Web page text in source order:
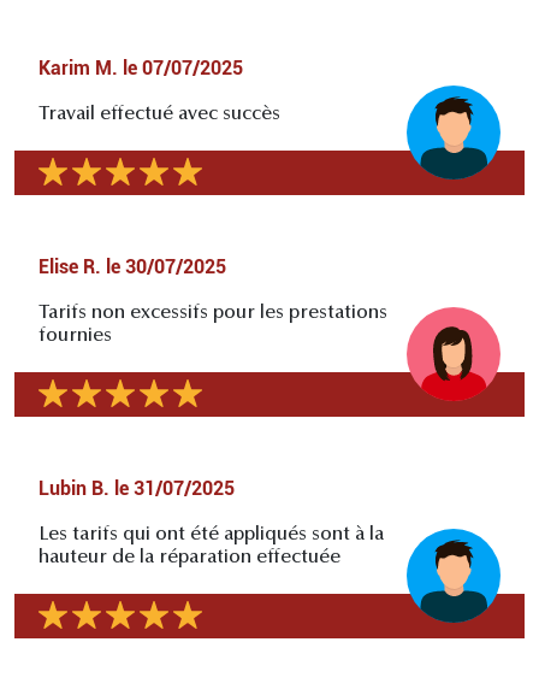
Karim M. le 07/07/2025
Travail effectué avec succès
Elise R. le 30/07/2025
Tarifs non excessifs pour les prestations
fournies
Lubin B. le 31/07/2025
Les tarifs qui ont été appliqués sont à la
hauteur de la réparation effectuée